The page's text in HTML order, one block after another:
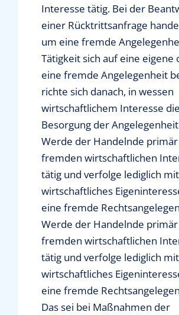
Interesse tätig. Bei der
einer Rücktrittsanfrage
um eine fremde
Tätigkeit sich auf eine eigene
eine fremde Angelegenheit
richte sich danach, in wessen
wirtschaftlichem Interesse die
Besorgung der
Werde der Handelnde
fremden wirtschaftlichen
tätig und verfolge lediglich
wirtschaftliches
eine fremde
Werde der Handelnde
fremden wirtschaftlichen
tätig und verfolge lediglich
wirtschaftliches
eine fremde
Das sei bei Maßnahmen der